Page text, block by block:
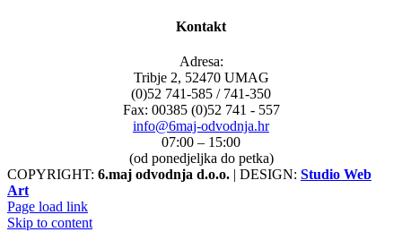
Kontakt
Adresa:
Tribje 2, 52470 UMAG
(0)52 741-585 / 741-350
Fax: 00385 (0)52 741 - 557
info@6maj-odvodnja.hr
07:00 – 15:00
(od ponedjeljka do petka)
COPYRIGHT: 6.maj odvodnja d.o.o. | DESIGN: Studio Web
Art
Page load link
Skip to content